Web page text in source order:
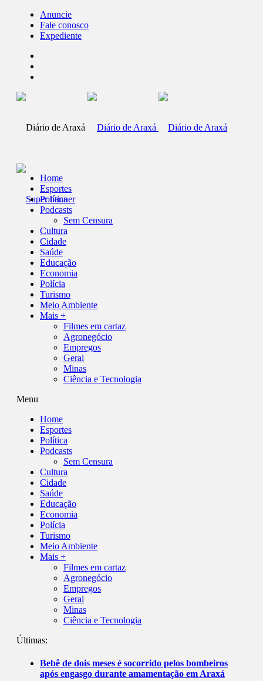
Anuncie
Fale conosco
Expediente
Home
Esportes
Política
Podcasts
Sem Censura
Cultura
Cidade
Saúde
Educação
Economia
Polícia
Turismo
Meio Ambiente
Mais +
Filmes em cartaz
Agronegócio
Empregos
Geral
Minas
Ciência e Tecnologia
Menu
Home
Esportes
Política
Podcasts
Sem Censura
Cultura
Cidade
Saúde
Educação
Economia
Polícia
Turismo
Meio Ambiente
Mais +
Filmes em cartaz
Agronegócio
Empregos
Geral
Minas
Ciência e Tecnologia
Últimas:
Bebê de dois meses é socorrido pelos bombeiros
após engasgo durante amamentação em Araxá